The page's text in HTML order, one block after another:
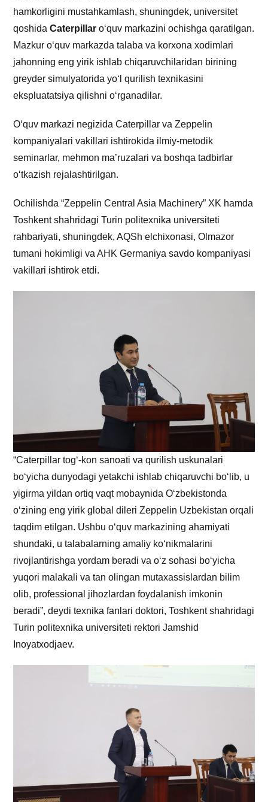
hamkorligini mustahkamlash, shuningdek, universitet
qoshidaCaterpillaro‘quv markazini ochishga qaratilgan.
Mazkur o‘quv markazda talaba va korxona xodimlari
jahonning eng yirik ishlab chiqaruvchilaridan birining
greyder simulyatorida yo‘l qurilish texnikasini
ekspluatatsiya qilishni o‘rganadilar.
O‘quv markazi negizida Caterpillar va Zeppelin
kompaniyalari vakillari ishtirokida ilmiy-metodik
seminarlar, mehmon ma’ruzalari va boshqa tadbirlar
o‘tkazish rejalashtirilgan.
Ochilishda “Zeppelin Central Asia Machinery” XK hamda
Toshkent shahridagi Turin politexnika universiteti
rahbariyati, shuningdek, AQSh elchixonasi, Olmazor
tumani hokimligi va AHK Germaniya savdo kompaniyasi
vakillari ishtirok etdi.
“Caterpillar tog‘-kon sanoati va qurilish uskunalari
bo‘yicha dunyodagi yetakchi ishlab chiqaruvchi bo‘lib, u
yigirma yildan ortiq vaqt mobaynida O‘zbekistonda
o‘zining eng yirik global dileri Zeppelin Uzbekistan orqali
taqdim etilgan. Ushbu o‘quv markazining ahamiyati
shundaki, u talabalarning amaliy ko‘nikmalarini
rivojlantirishga yordam beradi va o‘z sohasi bo‘yicha
yuqori malakali va tan olingan mutaxassislardan bilim
olib, professional jihozlardan foydalanish imkonin
beradi”, deydi texnika fanlari doktori, Toshkent shahridagi
Turin politexnika universiteti rektori Jamshid
Inoyatxodjaev.